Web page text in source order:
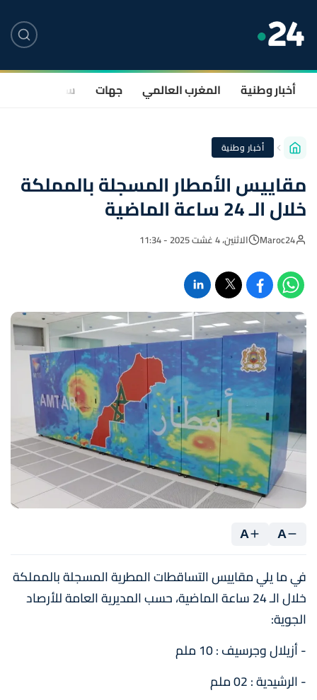
أخبار وطنية المغرب العالمي جهات سياسة
أخبار وطنية
مقاييس الأمطار المسجلة بالمملكة
خلال الـ 24 ساعة الماضية
Maroc24 الاثنين، 4 غشت 2025 - 11:34
A
A
في ما يلي مقاييس التساقطات المطرية المسجلة بالمملكة
خلال الـ 24 ساعة الماضية، حسب المديرية العامة للأرصاد
الجوية:
- أزيلال وجرسيف : 10 ملم
- الرشيدية : 02 ملم